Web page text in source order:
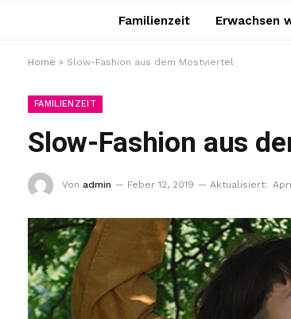
Familienzeit Erwachsen
Home » Slow-Fashion aus dem Mostviertel
FAMILIENZEIT
Slow-Fashion aus
Von admin Feber 12, 2019 Aktualisiert: